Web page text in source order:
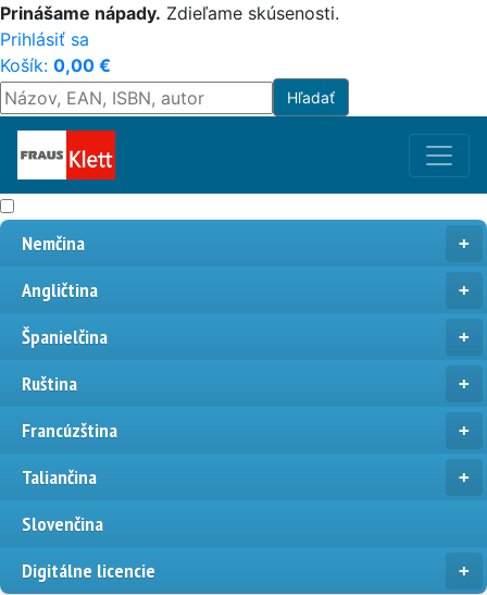
Prinášame nápady. Zdieľame skúsenosti.
Prihlásiť sa
Košík: 0,00 €
Nemčina
Angličtina
Španielčina
Ruština
Francúzština
Taliančina
Slovenčina
Digitálne licencie